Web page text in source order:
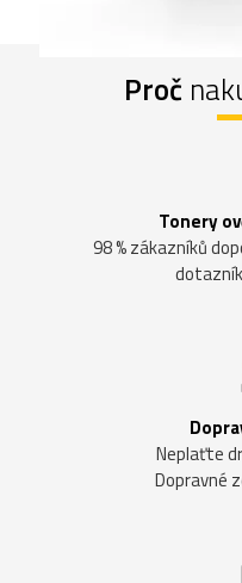
Proč
Tonery
98 % zákazníků
Neplaťte
Dopravné